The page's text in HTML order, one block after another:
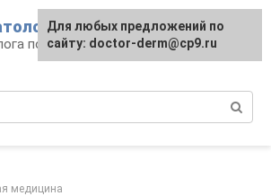
по уходу за кожей и
медицина
Для любых предложений по
сайту: doctor-derm@cp9.ru